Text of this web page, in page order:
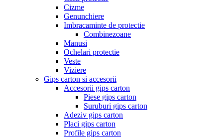
Cizme
Genunchiere
Imbracaminte de protectie
Combinezoane
Manusi
Ochelari protectie
Veste
Viziere
Gips carton si accesorii
Accesorii gips carton
Piese gips carton
Suruburi gips carton
Adeziv gips carton
Placi gips carton
Profile gips carton